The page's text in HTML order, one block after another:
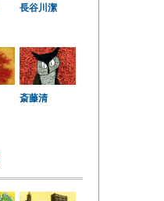
長谷川潔
斎藤清